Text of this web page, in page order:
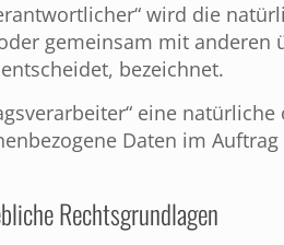
wird die
gemeinsam mit anderen
bezeichnet.
eine
Daten im
Rechtsgrundlagen